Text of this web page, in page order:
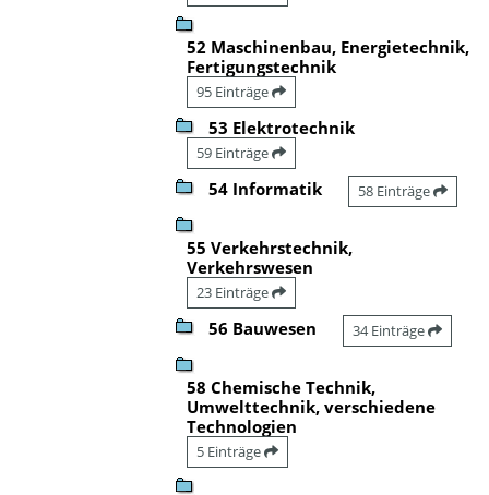
52 Maschinenbau, Energietechnik,
Fertigungstechnik
95 Einträge
53 Elektrotechnik
59 Einträge
54 Informatik 58 Einträge
55 Verkehrstechnik,
Verkehrswesen
23 Einträge
56 Bauwesen 34 Einträge
58 Chemische Technik,
Umwelttechnik, verschiedene
Technologien
5 Einträge